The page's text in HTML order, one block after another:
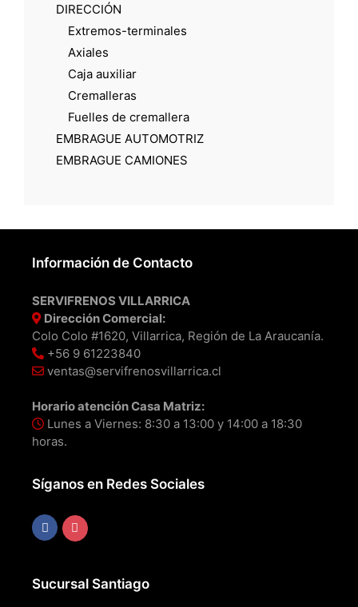
DIRECCIÓN
Extremos-terminales
Axiales
Caja auxiliar
Cremalleras
Fuelles de cremallera
EMBRAGUE AUTOMOTRIZ
EMBRAGUE CAMIONES
Información de Contacto
SERVIFRENOS VILLARRICA
Dirección Comercial:
Colo Colo #1620, Villarrica, Región de La Araucanía.
+56 9 61223840
ventas@servifrenosvillarrica.cl
Horario atención Casa Matriz:
Lunes a Viernes: 8:30 a 13:00 y 14:00 a 18:30
horas.
Síganos en Redes Sociales
Sucursal Santiago